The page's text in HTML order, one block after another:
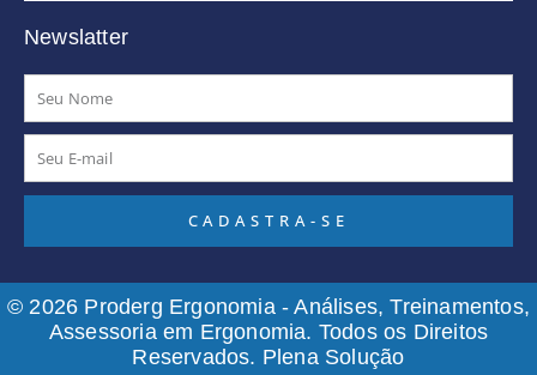
Newslatter
Nome
E-
mail
CADASTRA-SE
© 2026 Proderg Ergonomia - Análises, Treinamentos,
Assessoria em Ergonomia. Todos os Direitos
Reservados. Plena Solução